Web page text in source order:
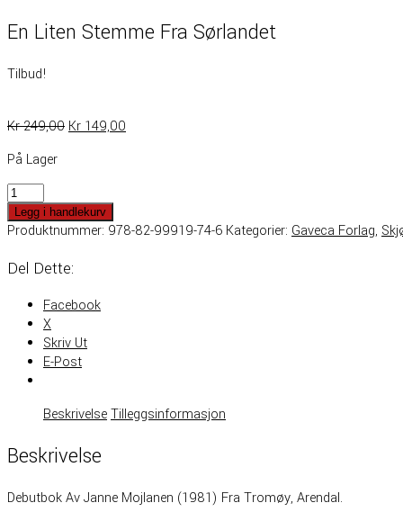
En Liten Stemme Fra Sørlandet
Tilbud!
Kr249,00 Opprinnelig
Kr 149,00
På Lager
En
Liten
Stemme
Sørlandet
Legg i handlekurv
Produktnummer: 978-82-99919-74-6 Kategorier: Gaveca Forlag,
Del Dette:
Facebook
X
Skriv Ut
E-Post
BeskrivelseTilleggsinformasjon
Beskrivelse
Debutbok Av Janne Mojlanen (1981) Fra Tromøy, Arendal.